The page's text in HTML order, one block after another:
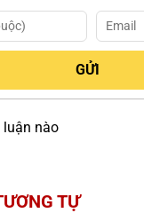
luận nào
TỰ